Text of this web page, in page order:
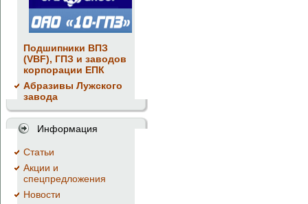
Подшипники ВПЗ
(VBF), ГПЗ и заводов
корпорации ЕПК
Абразивы Лужского
завода
Информация
Cтатьи
Акции и
спецпредложения
Новости